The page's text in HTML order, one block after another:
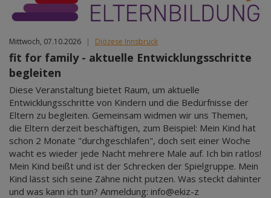
Mittwoch, 07.10.2026 | Diözese Innsbruck
fit for family - aktuelle Entwicklungsschritte
begleiten
Diese Veranstaltung bietet Raum, um aktuelle
Entwicklungsschritte von Kindern und die Bedürfnisse der
Eltern zu begleiten. Gemeinsam widmen wir uns Themen,
die Eltern derzeit beschäftigen, zum Beispiel: Mein Kind hat
schon 2 Monate "durchgeschlafen", doch seit einer Woche
wacht es wieder jede Nacht mehrere Male auf. Ich bin ratlos!
Mein Kind beißt und ist der Schrecken der Spielgruppe. Mein
Kind lässt sich seine Zähne nicht putzen. Was steckt dahinter
und was kann ich tun? Anmeldung: info@ekiz-z